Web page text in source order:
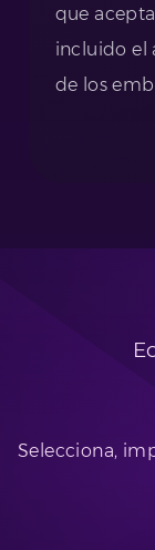
que
incluido el
de los
Selecciona,